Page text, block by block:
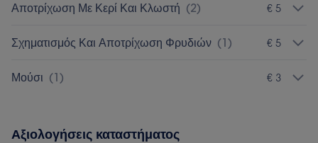
Αποτρίχωση Με Κερί Και Κλωστή (2) € 5
Σχηματισμός Και Αποτρίχωση Φρυδιών (1) € 5
Μούσι (1) € 3
Αξιολογήσεις καταστήματος